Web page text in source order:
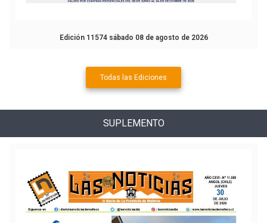
Edición 11574 sábado 08 de agosto de 2026
Todas las Ediciones
SUPLEMENTO